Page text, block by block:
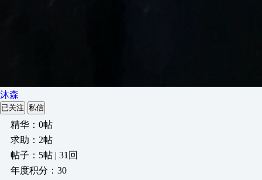
沐森
已关注 私信
精华：0帖
求助：2帖
帖子：5帖 | 31回
年度积分：30